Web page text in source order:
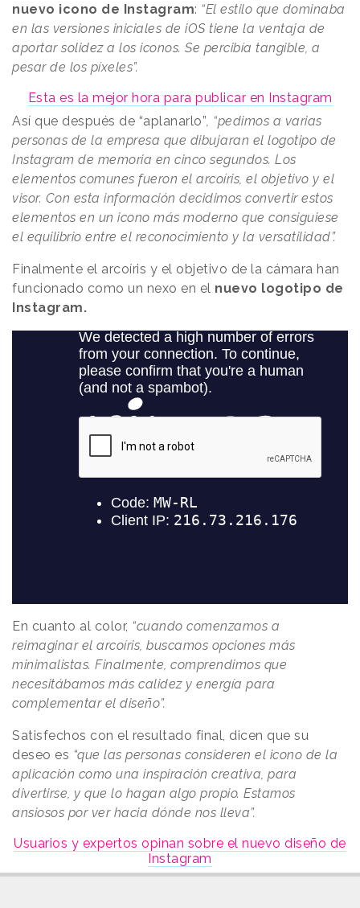
nuevo icono de Instagram: “El estilo que dominaba
en las versiones iniciales de iOS tiene la ventaja de
aportar solidez a los iconos. Se percibía tangible, a
pesar de los píxeles”.
Esta es la mejor hora para publicar en Instagram
Así que después de “aplanarlo” , “pedimos a varias
personas de la empresa que dibujaran el logotipo de
Instagram de memoria en cinco segundos. Los
elementos comunes fueron el arcoíris, el objetivo y el
visor. Con esta información decidimos convertir estos
elementos en un icono más moderno que consiguiese
el equilibrio entre el reconocimiento y la versatilidad”.
Finalmente el arcoíris y el objetivo de la cámara han
funcionado como un nexo en el nuevo logotipo de
Instagram.
En cuanto al color, “cuando comenzamos a
reimaginar el arcoíris, buscamos opciones más
minimalistas. Finalmente, comprendimos que
necesitábamos más calidez y energía para
complementar el diseño”.
Satisfechos con el resultado final, dicen que su
deseo es “que las personas consideren el icono de la
aplicación como una inspiración creativa, para
divertirse, y que lo hagan algo propio. Estamos
ansiosos por ver hacia dónde nos lleva”.
Usuarios y expertos opinan sobre el nuevo diseño de
Instagram